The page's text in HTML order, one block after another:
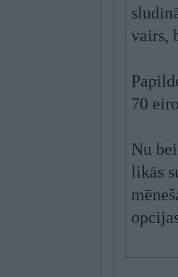
vairs,
70
Nu
likās